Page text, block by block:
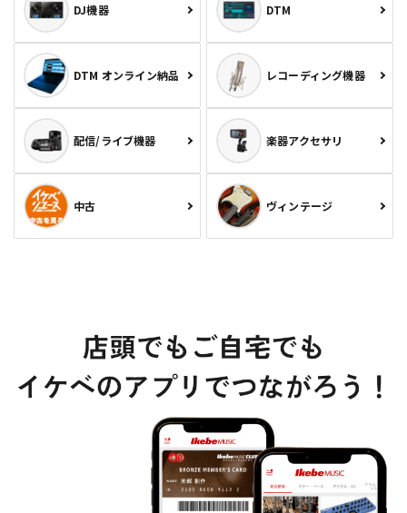
DJ機器 DTM
DTM オンライン納品 レコーディング機器
配信/ライブ機器 楽器アクセサリ
中古 ヴィンテージ